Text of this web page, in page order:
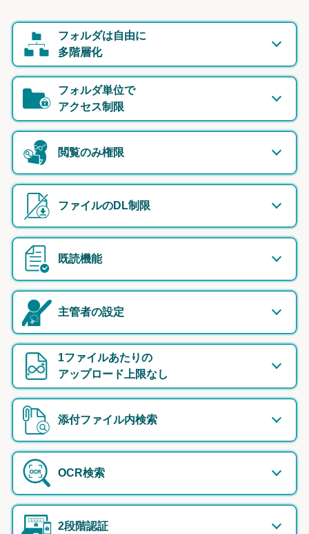
フォルダは自由に
多階層化
フォルダ単位で
アクセス制限
閲覧のみ権限
ファイルのDL制限
既読機能
主管者の設定
1ファイルあたりの
アップロード上限なし
添付ファイル内検索
OCR検索
2段階認証